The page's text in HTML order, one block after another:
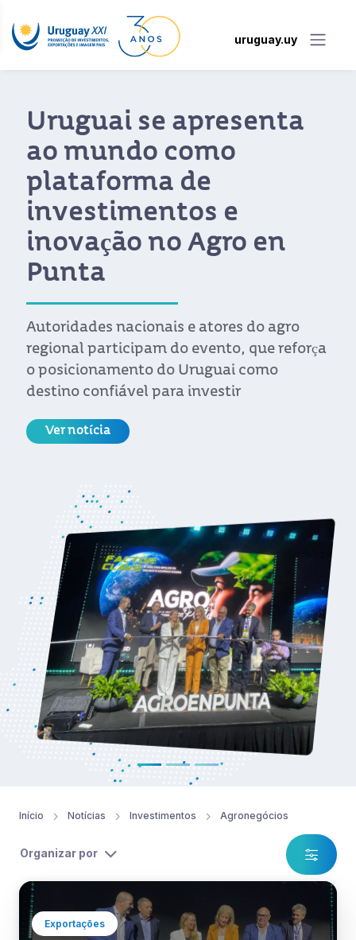
uruguay.uy
Delegação oficial
completa a sua agenda
na Expo Dubai
Liderada pelo Presidente uruguaio Luis
Lacalle Pou, a missão realizou múltiplas
actividades para estabelecer laços
comerciais com o Médio Oriente, África e
Sul da Ásia.
Ver notícia
Início Notícias Investimentos Agronegócios
Exportações
Uruguai se apresenta ao mundo
como plataforma de investimentos e
inovação no Agro en Punta